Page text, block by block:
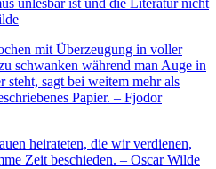
unlesbar ist und die Literatur nicht
mit Überzeugung in voller
schwanken während man Auge in
steht, sagt bei weitem mehr als
Papier. – Fjodor
heirateten, die wir verdienen,
Zeit beschieden. – Oscar Wilde